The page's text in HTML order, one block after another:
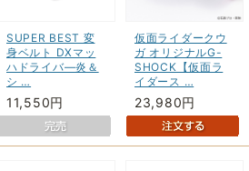
SUPER BEST 変
身ベルト DXマッ
ハドライバ―炎＆
シ …
11,550円
仮面ライダークウ
ガ オリジナルG-
SHOCK【仮面ラ
イダース …
23,980円